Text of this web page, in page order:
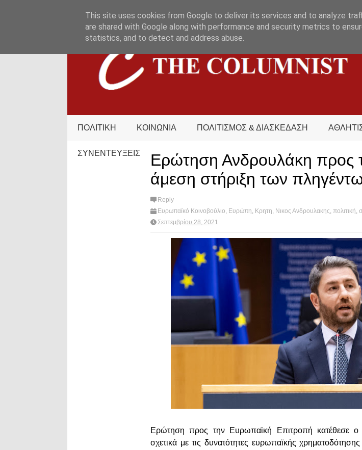
ΠΟΛΙΤΙΚΗ ΚΟΙΝΩΝΙΑ ΠΟΛΙΤΙΣΜΟΣ & ΔΙΑΣΚΕΔΑΣΗ
ΣΥΝΕΝΤΕΥΞΕΙΣ
Ερώτηση Ανδρουλάκη προς
άμεση στήριξη των
Reply
Ευρωπαϊκό Κοινοβούλιο Ευρώπη Κρητη Νικος Ανδρουλακης πολιτική
Σεπτεμβρίου 28, 2021
Ερώτηση προς την Ευρωπαϊκή Επιτροπή κατέθεσε ο
σχετικά με τις δυνατότητες ευρωπαϊκής
This site uses cookies from Google to deliver its services and to analyze
are shared with Google along with performance and security metrics to
statistics, and to detect and address abuse.